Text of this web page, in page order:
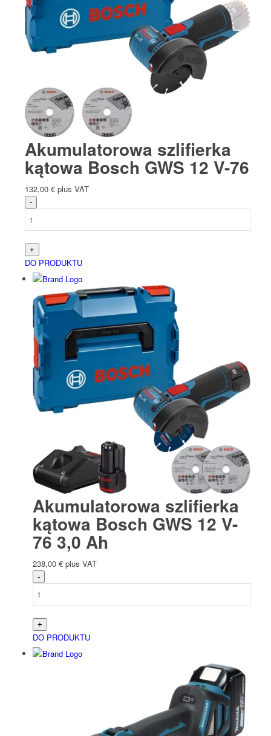
Akumulatorowa szlifierka
kątowa Bosch GWS 12 V-76
132,00 € plus VAT
DO PRODUKTU
Akumulatorowa szlifierka
kątowa Bosch GWS 12 V-
76 3,0 Ah
238,00 € plus VAT
DO PRODUKTU